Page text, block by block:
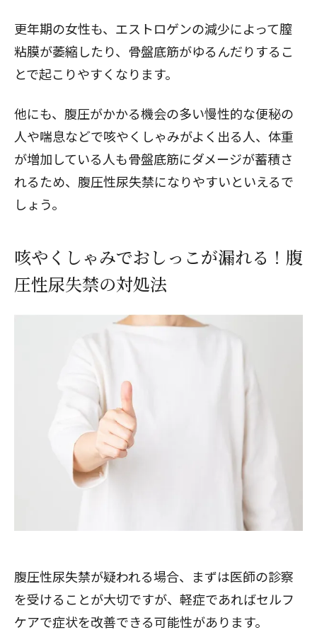
更年期の女性も、エストロゲンの減少によって膣
粘膜が萎縮したり、骨盤底筋がゆるんだりするこ
とで起こりやすくなります。
他にも、腹圧がかかる機会の多い慢性的な便秘の
人や喘息などで咳やくしゃみがよく出る人、体重
が増加している人も骨盤底筋にダメージが蓄積さ
れるため、腹圧性尿失禁になりやすいといえるで
しょう。
咳やくしゃみでおしっこが漏れる！腹
圧性尿失禁の対処法
腹圧性尿失禁が疑われる場合、まずは医師の診察
を受けることが大切ですが、軽症であればセルフ
ケアで症状を改善できる可能性があります。